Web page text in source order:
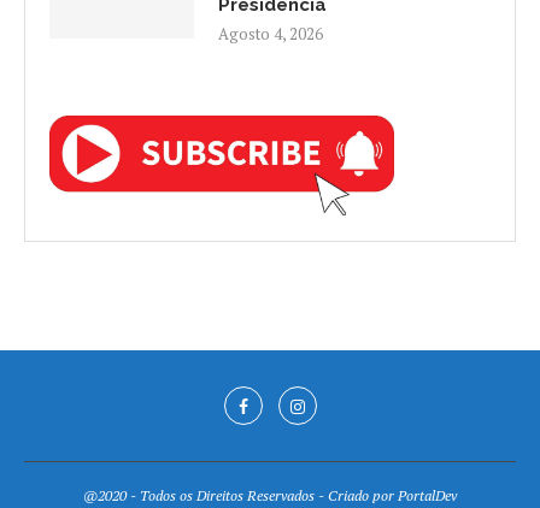
Presidência
Agosto 4, 2026
@2020 - Todos os Direitos Reservados - Criado por PortalDev